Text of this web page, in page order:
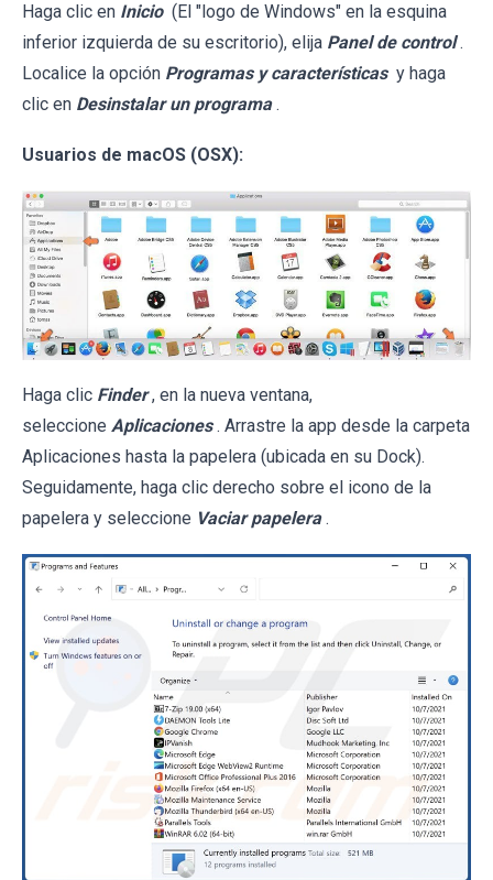
Haga clic en Inicio (El "logo de Windows" en la esquina
inferior izquierda de su escritorio), elija Panel de control .
Localice la opción Programas y características y haga
clic en Desinstalar un programa .
Usuarios de macOS (OSX):
Haga clic Finder , en la nueva ventana,
seleccione Aplicaciones . Arrastre la app desde la carpeta
Aplicaciones hasta la papelera (ubicada en su Dock).
Seguidamente, haga clic derecho sobre el icono de la
papelera y seleccione Vaciar papelera .